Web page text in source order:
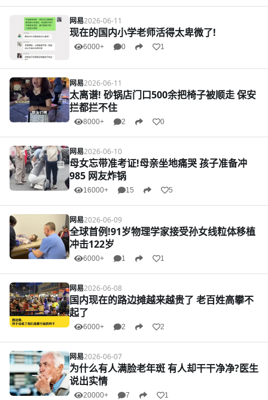
网易2026-06-11
现在的国内小学老师活得太卑微了!
6000+ 0 1
网易2026-06-11
太离谱! 砂锅店门口500余把椅子被顺走 保安
拦都拦不住
8000+ 2 0
网易2026-06-10
母女忘带准考证!母亲坐地痛哭 孩子准备冲
985 网友炸锅
16000+ 15 5
网易2026-06-09
全球首例!91岁物理学家接受孙女线粒体移植
冲击122岁
6000+ 1 1
网易2026-06-08
国内现在的路边摊越来越贵了 老百姓高攀不
起了
6000+ 2 2
网易2026-06-07
为什么有人满脸老年斑 有人却干干净净?医生
说出实情
20000+ 7 1